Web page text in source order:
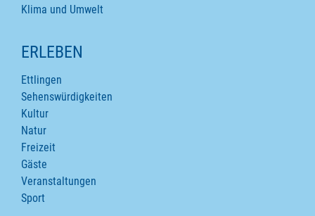
Klima und Umwelt
ERLEBEN
Ettlingen
Sehenswürdigkeiten
Kultur
Natur
Freizeit
Gäste
Veranstaltungen
Sport